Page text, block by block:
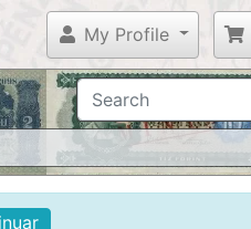
My Profile